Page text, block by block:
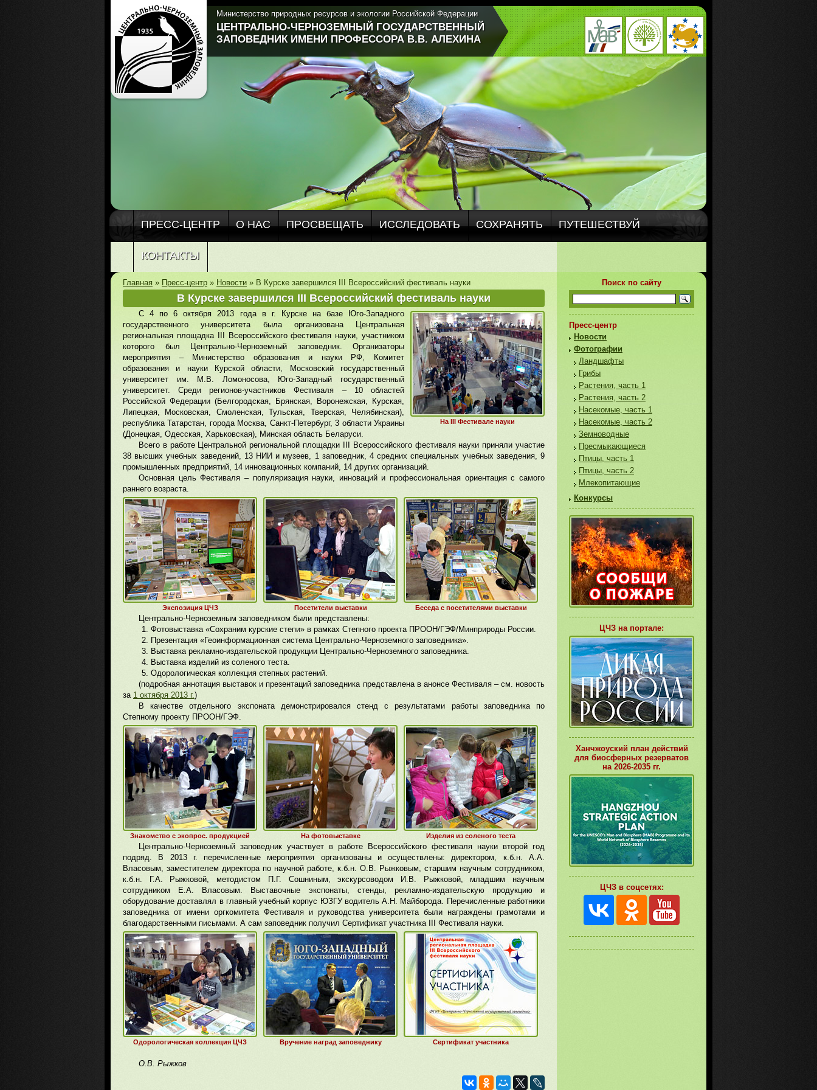
Министерство природных ресурсов и экологии Российской Федерации
ЦЕНТРАЛЬНО-ЧЕРНОЗЕМНЫЙ ГОСУДАРСТВЕННЫЙ
ЗАПОВЕДНИК ИМЕНИ ПРОФЕССОРА В.В. АЛЕХИНА
ПРЕСС-ЦЕНТР О НАС ПРОСВЕЩАТЬ ИССЛЕДОВАТЬ СОХРАНЯТЬ ПУТЕШЕСТВУЙ
КОНТАКТЫ
Главная » Пресс-центр » Новости » В Курске завершился III Всероссийский фестиваль науки
В Курске завершился III Всероссийский фестиваль науки
На III Фестивале науки
С 4 по 6 октября 2013 года в г. Курске на базе Юго-Западного
государственного университета была организована Центральная
региональная площадка III Всероссийского фестиваля науки, участником
которого был Центрально-Черноземный заповедник. Организаторы
мероприятия – Министерство образования и науки РФ, Комитет
образования и науки Курской области, Московский государственный
университет им. М.В. Ломоносова, Юго-Западный государственный
университет. Среди регионов-участников Фестиваля – 10 областей
Российской Федерации (Белгородская, Брянская, Воронежская, Курская,
Липецкая, Московская, Смоленская, Тульская, Тверская, Челябинская),
республика Татарстан, города Москва, Санкт-Петербург, 3 области Украины
(Донецкая, Одесская, Харьковская), Минская область Беларуси.
Всего в работе Центральной региональной площадки III Всероссийского фестиваля науки приняли участие
38 высших учебных заведений, 13 НИИ и музеев, 1 заповедник, 4 средних специальных учебных заведения, 9
промышленных предприятий, 14 инновационных компаний, 14 других организаций.
Основная цель Фестиваля – популяризация науки, инноваций и профессиональная ориентация с самого
раннего возраста.
Экспозиция ЦЧЗ Посетители выставки Беседа с посетителями выставки
Центрально-Черноземным заповедником были представлены:
Фотовыставка «Сохраним курские степи» в рамках Степного проекта ПРООН/ГЭФ/Минприроды России.
Презентация «Геоинформационная система Центрально-Черноземного заповедника».
Выставка рекламно-издательской продукции Центрально-Черноземного заповедника.
Выставка изделий из соленого теста.
Одорологическая коллекция степных растений.
(подробная аннотация выставок и презентаций заповедника представлена в анонсе Фестиваля – см. новость
за 1 октября 2013 г.)
В качестве отдельного экспоната демонстрировался стенд с результатами работы заповедника по
Степному проекту ПРООН/ГЭФ.
Знакомство с экопрос. продукцией На фотовыставке Изделия из соленого теста
Центрально-Черноземный заповедник участвует в работе Всероссийского фестиваля науки второй год
подряд. В 2013 г. перечисленные мероприятия организованы и осуществлены: директором, к.б.н. А.А.
Власовым, заместителем директора по научной работе, к.б.н. О.В. Рыжковым, старшим научным сотрудником,
к.б.н. Г.А. Рыжковой, методистом П.Г. Сошниным, экскурсоводом И.В. Рыжковой, младшим научным
сотрудником Е.А. Власовым. Выставочные экспонаты, стенды, рекламно-издательскую продукцию и
оборудование доставлял в главный учебный корпус ЮЗГУ водитель А.Н. Майборода. Перечисленные работники
заповедника от имени оргкомитета Фестиваля и руководства университета были награждены грамотами и
благодарственными письмами. А сам заповедник получил Сертификат участника III Фестиваля науки.
Одорологическая коллекция ЦЧЗ Вручение наград заповеднику Сертификат участника
О.В. Рыжков
Поиск по сайту
Пресс-центр
Новости
Фотографии
Ландшафты
Грибы
Растения, часть 1
Растения, часть 2
Насекомые, часть 1
Насекомые, часть 2
Земноводные
Пресмыкающиеся
Птицы, часть 1
Птицы, часть 2
Млекопитающие
Конкурсы
ЦЧЗ на портале:
Ханчжоуский план действий
для биосферных резерватов
на 2026-2035 гг.
ЦЧЗ в соцсетях: